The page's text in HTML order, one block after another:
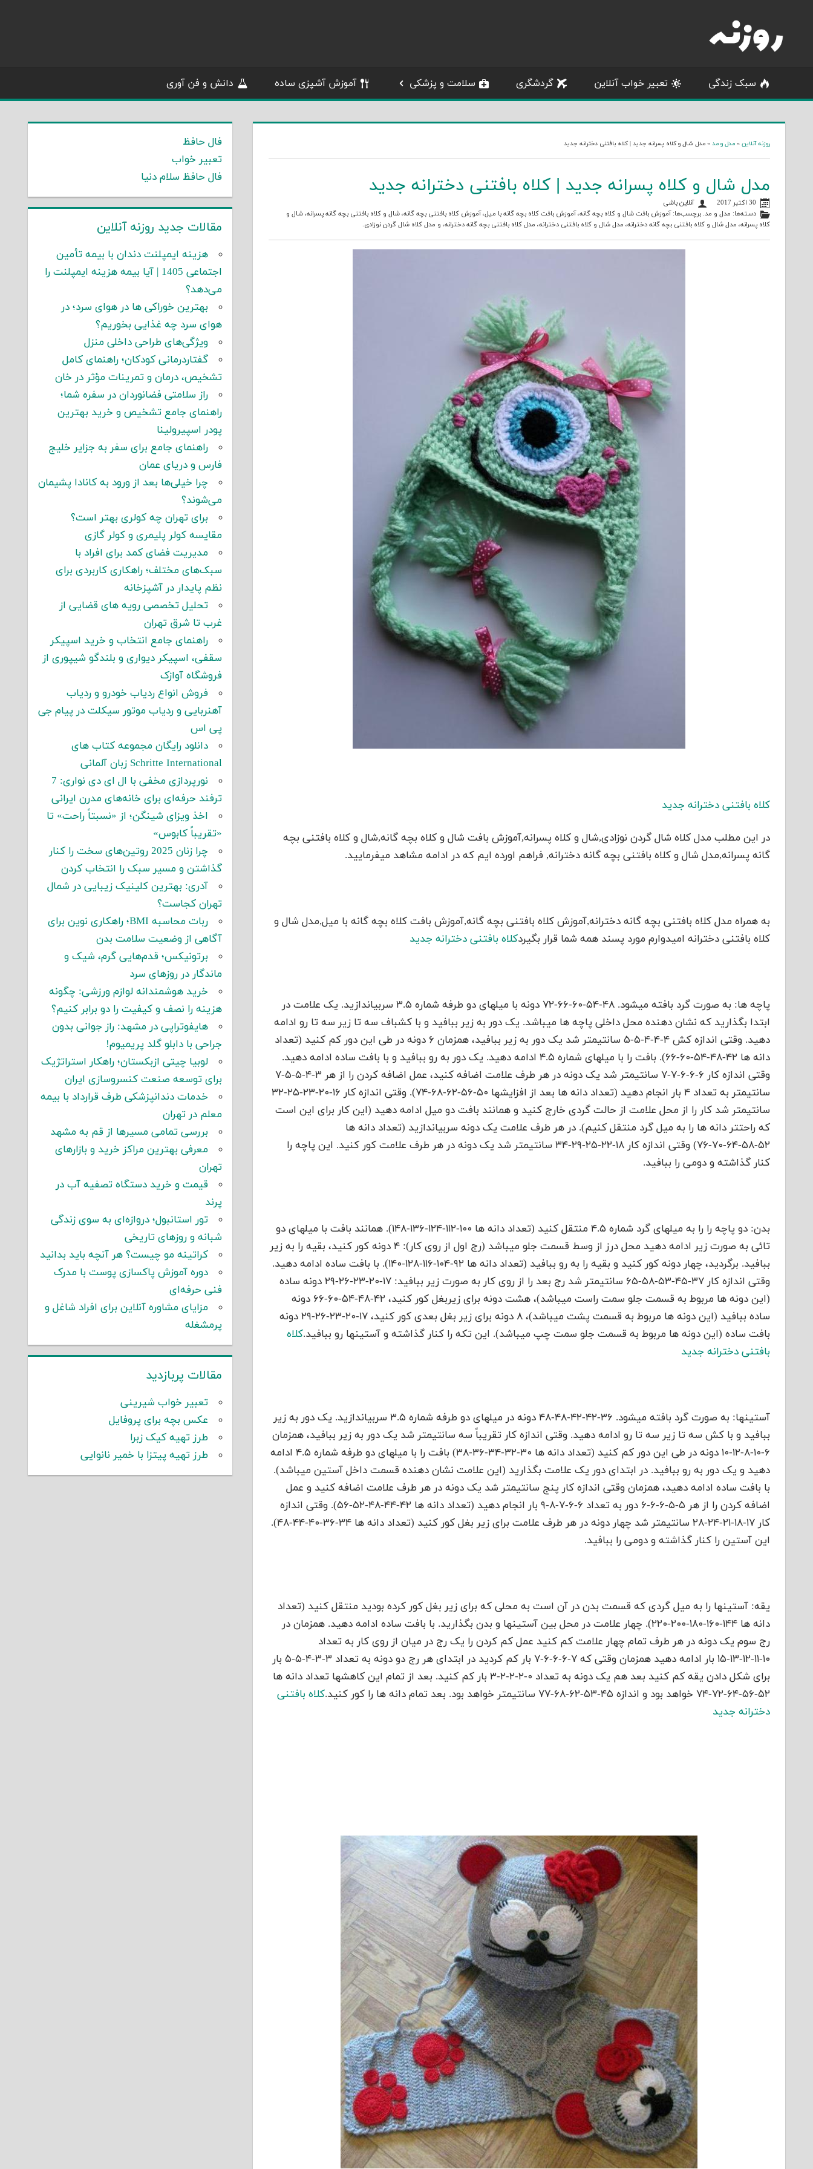
content
سبک زندگی تعبیر خواب آنلاین گردشگری سلامت و پزشکی آموزش آشپزی ساده دانش و فن آوری
روزنه آنلاین »مدل و مد »مدل شال و کلاه پسرانه جدید | کلاه بافتنی دخترانه جدید
مدل شال و کلاه پسرانه جدید | کلاه بافتنی دخترانه جدید
30 اکتبر 2017
آنلاین باشی
دسته‌ها: مدل و مد. برچسب‌ها:آموزش بافت شال و کلاه بچه گانه،آموزش بافت کلاه بچه گانه با میل،آموزش کلاه بافتنی بچه گانه، شال و کلاه بافتنی بچه گانه پسرانه، شال و
کلاه پسرانه، مدل شال و کلاه بافتنی بچه گانه دخترانه، مدل شال و کلاه بافتنی دخترانه، مدل کلاه بافتنی بچه گانه دخترانه، و مدل کلاه شال گردن نوزادی.
کلاه بافتنی دخترانه جدید
در این مطلب مدل کلاه شال گردن نوزادی,شال و کلاه پسرانه,آموزش بافت شال و کلاه بچه گانه,شال و کلاه بافتنی بچه
گانه پسرانه,مدل شال و کلاه بافتنی بچه گانه دخترانه, فراهم اورده ایم که در ادامه مشاهد میفرمایید.
به همراه مدل کلاه بافتنی بچه گانه دخترانه,آموزش کلاه بافتنی بچه گانه,آموزش بافت کلاه بچه گانه با میل,مدل شال و
کلاه بافتنی دخترانه امیدوارم مورد پسند همه شما قرار بگیردکلاه بافتنی دخترانه جدید
پاچه ها: به صورت گرد بافته میشود. ۴۸-۵۴-۶۰-۶۶-۷۲ دونه با میلهای دو طرفه شماره ۳.۵ سربیاندازید. یک علامت در
ابتدا بگذارید که نشان دهنده محل داخلی پاچه ها میباشد. یک دور به زیر ببافید و با کشباف سه تا زیر سه تا رو ادامه
دهید. وقتی اندازه کش ۴-۴-۴-۵-۵ سانتیمتر شد یک دور به زیر ببافید، همزمان ۶ دونه در طی این دور کم کنید (تعداد
دانه ها ۴۲-۴۸-۵۴-۶۰-۶۶). بافت را با میلهای شماره ۴.۵ ادامه دهید. یک دور به رو ببافید و با بافت ساده ادامه دهید.
وقتی اندازه کار ۶-۶-۶-۷-۷ سانتیمتر شد یک دونه در هر طرف علامت اضافه کنید، عمل اضافه کردن را از هر ۳-۴-۵-۵-۷
سانتیمتر به تعداد ۴ بار انجام دهید (تعداد دانه ها بعد از افزایشها ۵۰-۵۶-۶۲-۶۸-۷۴). وقتی اندازه کار ۱۶-۲۰-۲۳-۲۵-۳۲
سانتیمتر شد کار را از محل علامت از حالت گردی خارج کنید و همانند بافت دو میل ادامه دهید (این کار برای این است
که راحتتر دانه ها را به میل گرد منتقل کنیم). در هر طرف علامت یک دونه سربیاندازید (تعداد دانه ها
۵۲-۵۸-۶۴-۷۰-۷۶) وقتی اندازه کار ۱۸-۲۲-۲۵-۲۹-۳۴ سانتیمتر شد یک دونه در هر طرف علامت کور کنید. این پاچه را
کنار گذاشته و دومی را ببافید.
بدن: دو پاچه را را به میلهای گرد شماره ۴.۵ منتقل کنید (تعداد دانه ها ۱۰۰-۱۱۲-۱۲۴-۱۳۶-۱۴۸). همانند بافت با میلهای دو
تائی به صورت زیر ادامه دهید محل درز از وسط قسمت جلو میباشد (رج اول از روی کار): ۴ دونه کور کنید، بقیه را به زیر
ببافید. برگردید، چهار دونه کور کنید و بقیه را به رو ببافید (تعداد دانه ها ۹۲-۱۰۴-۱۱۶-۱۲۸-۱۴۰). با بافت ساده ادامه دهید.
وقتی اندازه کار ۳۷-۴۵-۵۳-۵۸-۶۵ سانتیمتر شد رج بعد را از روی کار به صورت زیر ببافید: ۱۷-۲۰-۲۳-۲۶-۲۹ دونه ساده
(این دونه ها مربوط به قسمت جلو سمت راست میباشد)، هشت دونه برای زیربغل کور کنید، ۴۲-۴۸-۵۴-۶۰-۶۶ دونه
ساده ببافید (این دونه ها مربوط به قسمت پشت میباشد)، ۸ دونه برای زیر بغل بعدی کور کنید، ۱۷-۲۰-۲۳-۲۶-۲۹ دونه
بافت ساده (این دونه ها مربوط به قسمت جلو سمت چپ میباشد). این تکه را کنار گذاشته و آستینها رو ببافید.کلاه
بافتنی دخترانه جدید
آستینها: به صورت گرد بافته میشود. ۳۶-۴۲-۴۲-۴۸-۴۸ دونه در میلهای دو طرفه شماره ۳.۵ سربیاندازید. یک دور به زیر
ببافید و با کش سه تا زیر سه تا رو ادامه دهید. وقتی اندازه کار تقریباً سه سانتیمتر شد یک دور به زیر ببافید، همزمان
۶-۱۰-۸-۱۲-۱۰ دونه در طی این دور کم کنید (تعداد دانه ها ۳۰-۳۲-۳۴-۳۶-۳۸) بافت را با میلهای دو طرفه شماره ۴.۵ ادامه
دهید و یک دور به رو ببافید. در ابتدای دور یک علامت بگذارید (این علامت نشان دهنده قسمت داخل آستین میباشد).
با بافت ساده ادامه دهید، همزمان وقتی اندازه کار پنج سانتیمتر شد یک دونه در هر طرف علامت اضافه کنید و عمل
اضافه کردن را از هر ۵-۵-۶-۶-۶ دور به تعداد ۶-۶-۷-۸-۹ بار انجام دهید (تعداد دانه ها ۴۲-۴۴-۴۸-۵۲-۵۶). وقتی اندازه
کار ۱۷-۱۸-۲۱-۲۴-۲۸ سانتیمتر شد چهار دونه در هر طرف علامت برای زیر بغل کور کنید (تعداد دانه ها ۳۴-۳۶-۴۰-۴۴-۴۸).
این آستین را کنار گذاشته و دومی را ببافید.
یقه: آستینها را به میل گردی که قسمت بدن در آن است به محلی که برای زیر بغل کور کرده بودید منتقل کنید (تعداد
دانه ها ۱۴۴-۱۶۰-۱۸۰-۲۰۰-۲۲۰). چهار علامت در محل بین آستینها و بدن بگذارید. با بافت ساده ادامه دهید. همزمان در
رج سوم یک دونه در هر طرف تمام چهار علامت کم کنید عمل کم کردن را یک رج در میان از روی کار به تعداد
۱۰-۱۱-۱۲-۱۳-۱۵ بار ادامه دهید همزمان وقتی که ۷-۶-۶-۶-۷ بار کم کردید در ابتدای هر رج دو دونه به تعداد ۳-۳-۴-۵-۵ بار
برای شکل دادن یقه کم کنید بعد هم یک دونه به تعداد ۰-۲-۲-۲-۳ بار کم کنید. بعد از تمام این کاهشها تعداد دانه ها
۵۲-۵۶-۶۴-۷۲-۷۴ خواهد بود و اندازه ۴۵-۵۳-۶۲-۶۸-۷۷ سانتیمتر خواهد بود. بعد تمام دانه ها را کور کنید.
کلاه بافتنی
دخترانه جدید
فال حافظ
تعبیر خواب
فال حافظ سلام دنیا
مقالات جدید روزنه آنلاین
هزینه ایمپلنت دندان با بیمه تأمین
اجتماعی 1405 | آیا بیمه هزینه ایمپلنت را
می‌دهد؟
بهترین خوراکی ها در هوای سرد؛ در
هوای سرد چه غذایی بخوریم؟
ویژگی‌های طراحی داخلی منزل
گفتاردرمانی کودکان؛ راهنمای کامل
تشخیص، درمان و تمرینات مؤثر در خان
راز سلامتی فضانوردان در سفره شما؛
راهنمای جامع تشخیص و خرید بهترین
پودر اسپیرولینا
راهنمای جامع برای سفر به جزایر خلیج
فارس و دریای عمان
چرا خیلی‌ها بعد از ورود به کانادا پشیمان
می‌شوند؟
برای تهران چه کولری بهتر است؟
مقایسه کولر پلیمری و کولر گازی
مدیریت فضای کمد برای افراد با
سبک‌های مختلف؛ راهکاری کاربردی برای
نظم پایدار در آشپزخانه
تحلیل تخصصی رویه های قضایی از
غرب تا شرق تهران
راهنمای جامع انتخاب و خرید اسپیکر
سقفی، اسپیکر دیواری و بلندگو شیپوری از
فروشگاه آوازک
فروش انواع ردیاب خودرو و ردیاب
آهنربایی و ردیاب موتور سیکلت در پیام جی
پی اس
دانلود رایگان مجموعه کتاب های
Schritte International زبان آلمانی
نورپردازی مخفی با ال ای دی نواری: 7
ترفند حرفه‌ای برای خانه‌های مدرن ایرانی
اخذ ویزای شینگن؛ از «نسبتاً راحت» تا
«تقریباً کابوس»
چرا زنان 2025 روتین‌های سخت را کنار
گذاشتن و مسیر سبک را انتخاب کردن
آدری: بهترین کلینیک زیبایی در شمال
تهران کجاست؟
ربات محاسبه BMI؛ راهکاری نوین برای
آگاهی از وضعیت سلامت بدن
برتونیکس؛ قدم‌هایی گرم، شیک و
ماندگار در روزهای سرد
خرید هوشمندانه لوازم ورزشی: چگونه
هزینه را نصف و کیفیت را دو برابر کنیم؟
هایفوتراپی در مشهد: راز جوانی بدون
جراحی با دابلو گلد پریمیوم!
لوبیا چیتی ازبکستان؛ راهکار استراتژیک
برای توسعه صنعت کنسروسازی ایران
خدمات دندانپزشکی طرف قرارداد با بیمه
معلم در تهران
بررسی تمامی مسیرها از قم به مشهد
معرفی بهترین مراکز خرید و بازارهای
تهران
قیمت و خرید دستگاه تصفیه آب در
پرند
تور استانبول؛ دروازه‌ای به سوی زندگی
شبانه و روزهای تاریخی
کراتینه مو چیست؟ هر آنچه باید بدانید
دوره آموزش پاکسازی پوست با مدرک
فنی حرفه‌ای
مزایای مشاوره آنلاین برای افراد شاغل و
پرمشغله
مقالات پربازدید
تعبیر خواب شیرینی
عکس بچه برای پروفایل
طرز تهیه کیک زبرا
طرز تهیه پیتزا با خمیر نانوایی